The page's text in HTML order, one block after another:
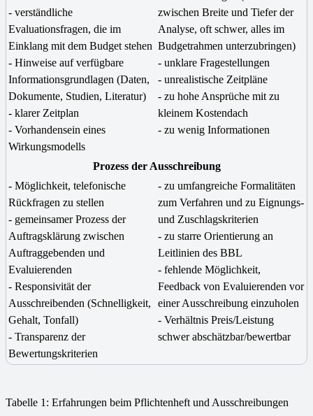
- verständliche
Evaluationsfragen, die im
Einklang mit dem Budget stehen
- Hinweise auf verfügbare
Informationsgrundlagen (Daten,
Dokumente, Studien, Literatur)
- klarer Zeitplan
- Vorhandensein eines
Wirkungsmodells
zwischen Breite und Tiefer der
Analyse, oft schwer, alles im
Budgetrahmen unterzubringen)
- unklare Fragestellungen
- unrealistische Zeitpläne
- zu hohe Ansprüche mit zu
kleinem Kostendach
- zu wenig Informationen
Prozess der Ausschreibung
- Möglichkeit, telefonische
Rückfragen zu stellen
- gemeinsamer Prozess der
Auftragsklärung zwischen
Auftraggebenden und
Evaluierenden
- Responsivität der
Ausschreibenden (Schnelligkeit,
Gehalt, Tonfall)
- Transparenz der
Bewertungskriterien
- zu umfangreiche Formalitäten
zum Verfahren und zu Eignungs-
und Zuschlagskriterien
- zu starre Orientierung an
Leitlinien des BBL
- fehlende Möglichkeit,
Feedback von Evaluierenden vor
einer Ausschreibung einzuholen
- Verhältnis Preis/Leistung
schwer abschätzbar/bewertbar
Tabelle 1: Erfahrungen beim Pflichtenheft und Ausschreibungen